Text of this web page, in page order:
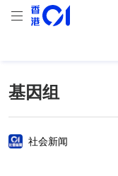
基因组
社会新闻